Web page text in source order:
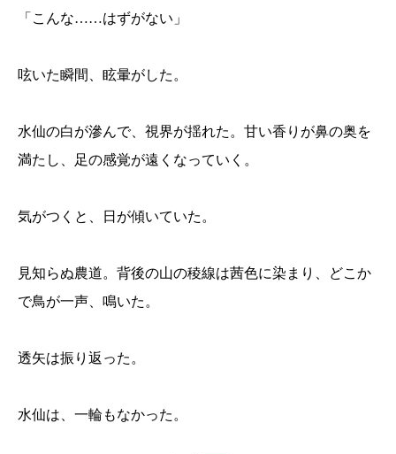
「こんな……はずがない」
呟いた瞬間、眩暈がした。
水仙の白が滲んで、視界が揺れた。甘い香りが鼻の奥を
満たし、足の感覚が遠くなっていく。
気がつくと、日が傾いていた。
見知らぬ農道。背後の山の稜線は茜色に染まり、どこか
で鳥が一声、鳴いた。
透矢は振り返った。
水仙は、一輪もなかった。